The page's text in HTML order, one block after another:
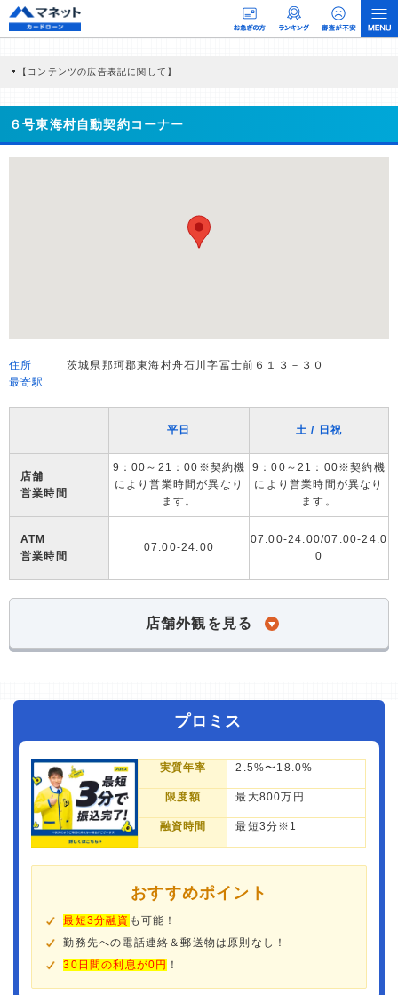
【コンテンツの広告表記に関して】
商品を根拠なくPRするものではなく、当編集部の調査／ユーザーへの口コミ収集な
どに基づき、公平性を担保した情報提供を行っています。
>提携企業一覧
６号東海村自動契約コーナー
住所
茨城県那珂郡東海村舟石川字冨士前６１３－３０
最寄駅
平日 土 / 日祝
店舗
営業時間
9：00～21：00※契約機
により営業時間が異なり
ます。
9：00～21：00※契約機
により営業時間が異なり
ます。
ATM
営業時間
07:00-24:00
07:00-24:00/07:00-24:0
0
店舗外観を見る
プロミス
実質年率 2.5%〜18.0%
限度額 最大800万円
融資時間 最短3分※1
おすすめポイント
最短3分融資 も可能！
勤務先への電話連絡＆郵送物は原則なし！
30日間の利息が0円 ！